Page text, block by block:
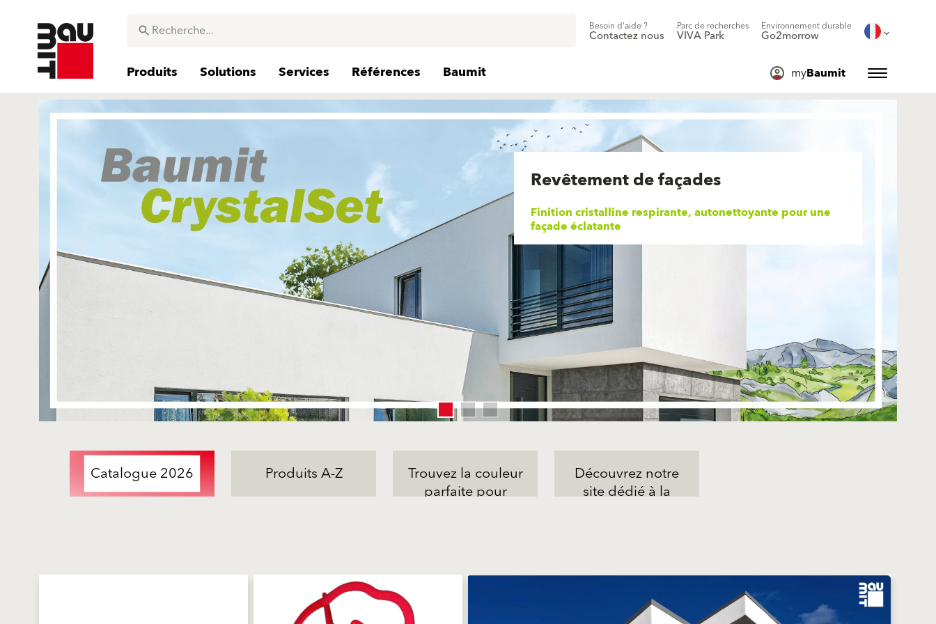
Besoin d'aide ?
Contactez nous
Parc de recherches
VIVA Park
Environnement durable
Go2morrow
Produits Solutions Services Références Baumit myBaumit
Revêtement de façades
Finition cristalline respirante, autonettoyante pour une
façade éclatante
Catalogue 2026 Produits A-Z Trouvez la couleur
parfaite pour
Découvrez notre
site dédié à la